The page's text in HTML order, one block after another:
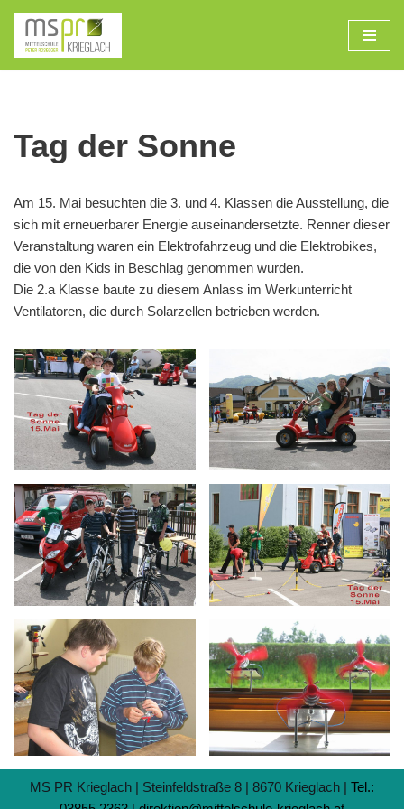
Zum
Inhalt
Tag der Sonne
Am 15. Mai besuchten die 3. und 4. Klassen die Ausstellung, die
sich mit erneuerbarer Energie auseinandersetzte. Renner dieser
Veranstaltung waren ein Elektrofahrzeug und die Elektrobikes,
die von den Kids in Beschlag genommen wurden.
Die 2.a Klasse baute zu diesem Anlass im Werkunterricht
Ventilatoren, die durch Solarzellen betrieben werden.
MS PR Krieglach | Steinfeldstraße 8 | 8670 Krieglach | Tel.: